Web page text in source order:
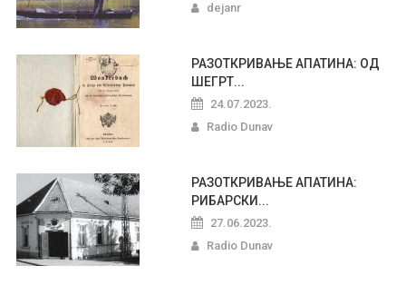
dejanr
РАЗОТКРИВАЊЕ АПАТИНА: ОД
ШЕГРТ...
24.07.2023.
Radio Dunav
РАЗОТКРИВАЊЕ АПАТИНА:
РИБАРСКИ...
27.06.2023.
Radio Dunav